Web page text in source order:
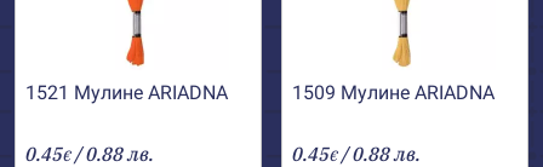
1521 Мулине АRIADNA
0.45€ / 0.88 лв.
1509 Мулине АRIADNA
0.45€ / 0.88 лв.